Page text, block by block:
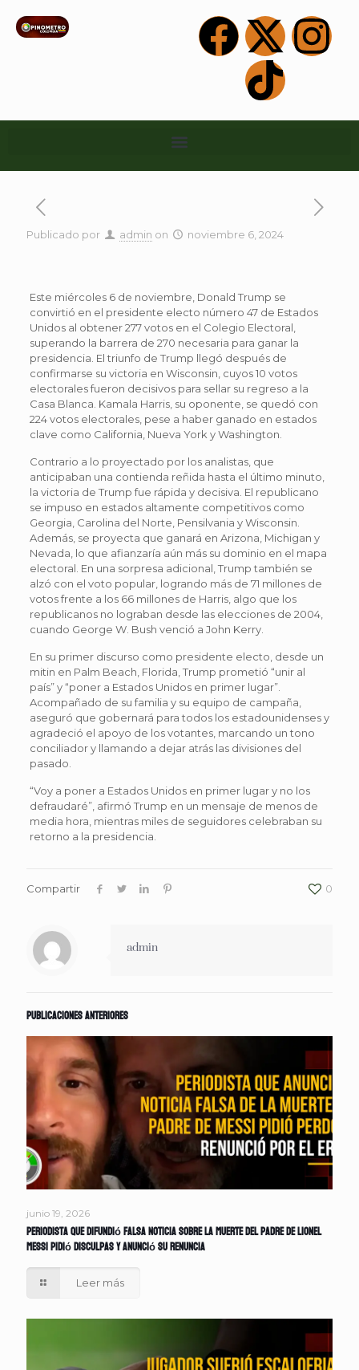
Publicado por admin on noviembre 6, 2024
Este miércoles 6 de noviembre, Donald Trump se
convirtió en el presidente electo número 47 de Estados
Unidos al obtener 277 votos en el Colegio Electoral,
superando la barrera de 270 necesaria para ganar la
presidencia. El triunfo de Trump llegó después de
confirmarse su victoria en Wisconsin, cuyos 10 votos
electorales fueron decisivos para sellar su regreso a la
Casa Blanca. Kamala Harris, su oponente, se quedó con
224 votos electorales, pese a haber ganado en estados
clave como California, Nueva York y Washington.
Contrario a lo proyectado por los analistas, que
anticipaban una contienda reñida hasta el último minuto,
la victoria de Trump fue rápida y decisiva. El republicano
se impuso en estados altamente competitivos como
Georgia, Carolina del Norte, Pensilvania y Wisconsin.
Además, se proyecta que ganará en Arizona, Michigan y
Nevada, lo que afianzaría aún más su dominio en el mapa
electoral. En una sorpresa adicional, Trump también se
alzó con el voto popular, logrando más de 71 millones de
votos frente a los 66 millones de Harris, algo que los
republicanos no lograban desde las elecciones de 2004,
cuando George W. Bush venció a John Kerry.
En su primer discurso como presidente electo, desde un
mitin en Palm Beach, Florida, Trump prometió “unir al
país” y “poner a Estados Unidos en primer lugar”.
Acompañado de su familia y su equipo de campaña,
aseguró que gobernará para todos los estadounidenses y
agradeció el apoyo de los votantes, marcando un tono
conciliador y llamando a dejar atrás las divisiones del
pasado.
“Voy a poner a Estados Unidos en primer lugar y no los
defraudaré”, afirmó Trump en un mensaje de menos de
media hora, mientras miles de seguidores celebraban su
retorno a la presidencia.
Compartir 0
admin
Publicaciones anteriores
junio 19, 2026
Periodista que difundió falsa noticia sobre la muerte del padre de Lionel
Messi pidió disculpas y anunció su renuncia
Leer más